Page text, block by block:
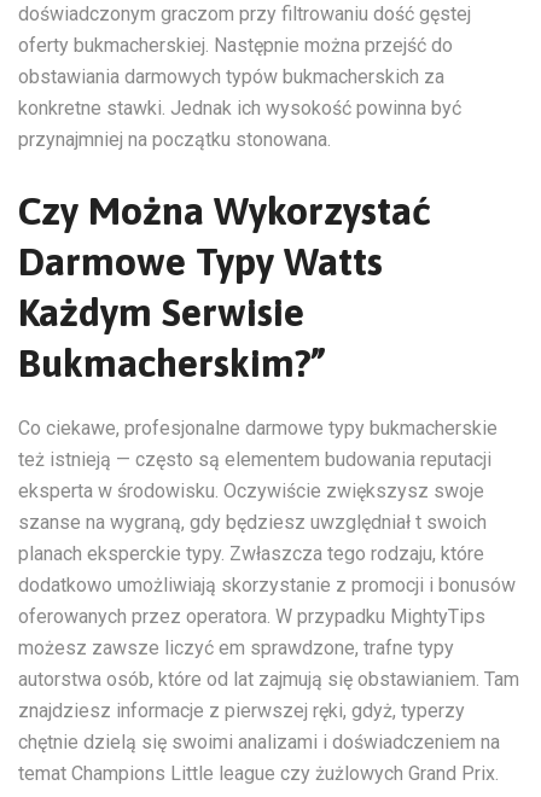
doświadczonym graczom przy filtrowaniu dość gęstej
oferty bukmacherskiej. Następnie można przejść do
obstawiania darmowych typów bukmacherskich za
konkretne stawki. Jednak ich wysokość powinna być
przynajmniej na początku stonowana.
Czy Można Wykorzystać
Darmowe Typy Watts
Każdym Serwisie
Bukmacherskim?”
Co ciekawe, profesjonalne darmowe typy bukmacherskie
też istnieją — często są elementem budowania reputacji
eksperta w środowisku. Oczywiście zwiększysz swoje
szanse na wygraną, gdy będziesz uwzględniał t swoich
planach eksperckie typy. Zwłaszcza tego rodzaju, które
dodatkowo umożliwiają skorzystanie z promocji i bonusów
oferowanych przez operatora. W przypadku MightyTips
możesz zawsze liczyć em sprawdzone, trafne typy
autorstwa osób, które od lat zajmują się obstawianiem. Tam
znajdziesz informacje z pierwszej ręki, gdyż, typerzy
chętnie dzielą się swoimi analizami i doświadczeniem na
temat Champions Little league czy żużlowych Grand Prix.